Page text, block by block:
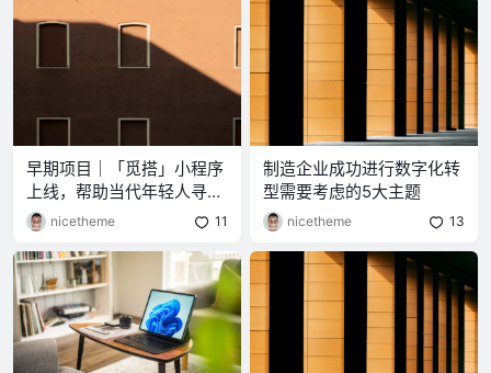
早期项目｜「觅搭」小程序
上线，帮助当代年轻人寻找
“搭子”nicetheme 11
制造企业成功进行数字化转
型需要考虑的5大主题
nicetheme 13